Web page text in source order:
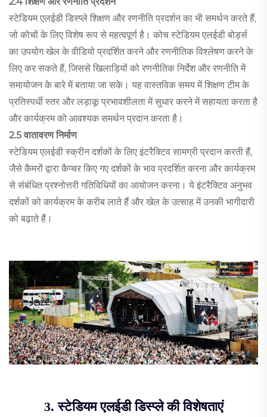
स्टेडियम एलईडी डिस्प्ले शिक्षण और रणनीति प्रदर्शन का भी समर्थन करते हैं,
जो कोचों के लिए विशेष रूप से महत्वपूर्ण है। कोच स्टेडियम एलईडी बोर्ड्स
का उपयोग खेल के वीडियो प्रदर्शित करने और रणनीतिक विश्लेषण करने के
लिए कर सकते हैं, जिससे खिलाड़ियों को रणनीतिक निर्देश और रणनीति में
समायोजन के बारे में बताया जा सके। यह वास्तविक समय में शिक्षण टीम के
प्रतिस्पर्धी स्तर और लड़ाकू प्रभावशीलता में सुधार करने में सहायता करता है
और कार्यक्रम को आवश्यक समर्थन प्रदान करता है।
2.5 वातावरण निर्माण
स्टेडियम एलईडी स्क्रीन दर्शकों के लिए इंटरैक्टिव सामग्री प्रदान करती हैं,
जैसे कैमरों द्वारा कैप्चर किए गए दर्शकों के भाव प्रदर्शित करना और कार्यक्रम
से संबंधित प्रश्नोत्तरी गतिविधियों का आयोजन करना। ये इंटरैक्टिव अनुभव
दर्शकों को कार्यक्रम के करीब लाते हैं और खेल के उत्साह में उनकी भागीदारी
को बढ़ाते हैं।
3. स्टेडियम एलईडी डिस्प्ले की विशेषताएं